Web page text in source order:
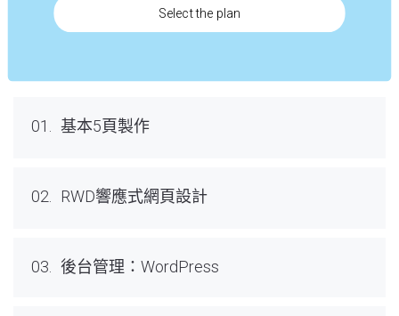
Select the plan
01. 基本5頁製作
02. RWD響應式網頁設計
03. 後台管理：WordPress